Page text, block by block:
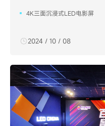
4K三面沉浸式LED电影屏
2024 / 10 / 08